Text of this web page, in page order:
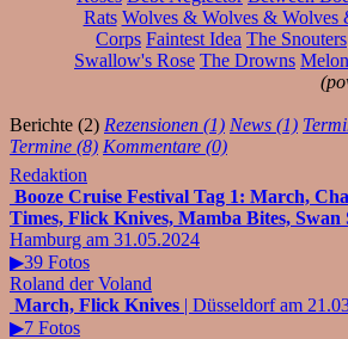
Rats Wolves & Wolves & Wolves
Corps Faintest Idea The Snouters
Swallow's Rose The Drowns
Berichte (2) Rezensionen (1) News (1)
Termine (8) Kommentare (0)
Redaktion
Booze Cruise Festival Tag 1: March,
Times, Flick Knives, Mamba Bites, Swan
Hamburg am 31.05.2024
▶39 Fotos
Roland der Voland
March, Flick Knives | Düsseldorf am
▶7 Fotos